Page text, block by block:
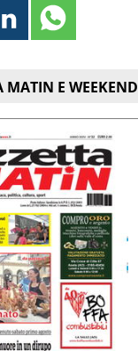
MATIN E WEEKEND